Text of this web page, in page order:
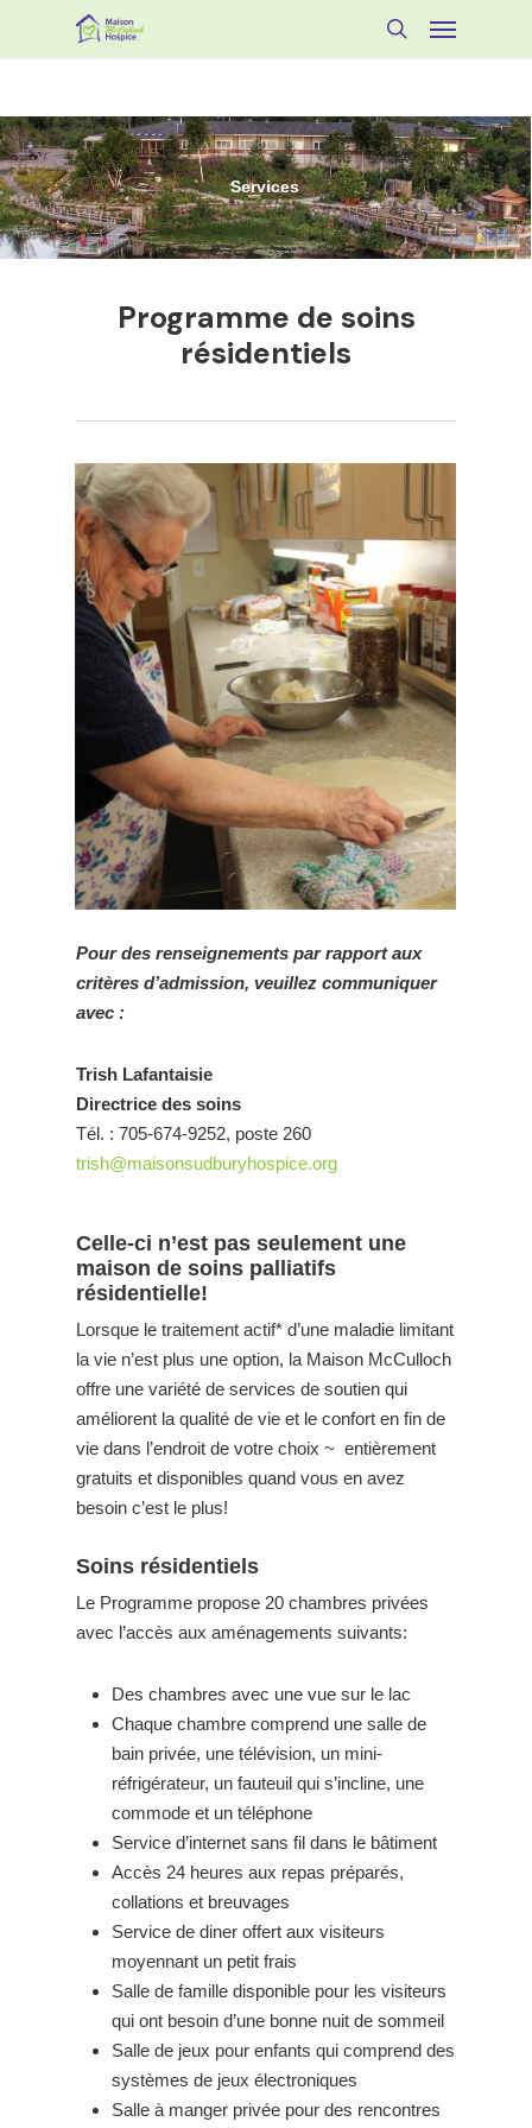
Menu
Services
Programme de soins
résidentiels
Pour des renseignements par rapport aux
critères d’admission, veuillez communiquer
avec :
Trish Lafantaisie
Directrice des soins
Tél. : 705-674-9252, poste 260
trish@maisonsudburyhospice.org
Celle-ci n’est pas seulement une
maison de soins palliatifs
résidentielle!
Lorsque le traitement actif* d’une maladie limitant
la vie n’est plus une option, la Maison McCulloch
offre une variété de services de soutien qui
améliorent la qualité de vie et le confort en fin de
vie dans l’endroit de votre choix ~ entièrement
gratuits et disponibles quand vous en avez
besoin c’est le plus!
Soins résidentiels
Le Programme propose 20 chambres privées
avec l’accès aux aménagements suivants:
Des chambres avec une vue sur le lac
Chaque chambre comprend une salle de
bain privée, une télévision, un mini-
réfrigérateur, un fauteuil qui s’incline, une
commode et un téléphone
Service d’internet sans fil dans le bâtiment
Accès 24 heures aux repas préparés,
collations et breuvages
Service de diner offert aux visiteurs
moyennant un petit frais
Salle de famille disponible pour les visiteurs
qui ont besoin d’une bonne nuit de sommeil
Salle de jeux pour enfants qui comprend des
systèmes de jeux électroniques
Salle à manger privée pour des rencontres